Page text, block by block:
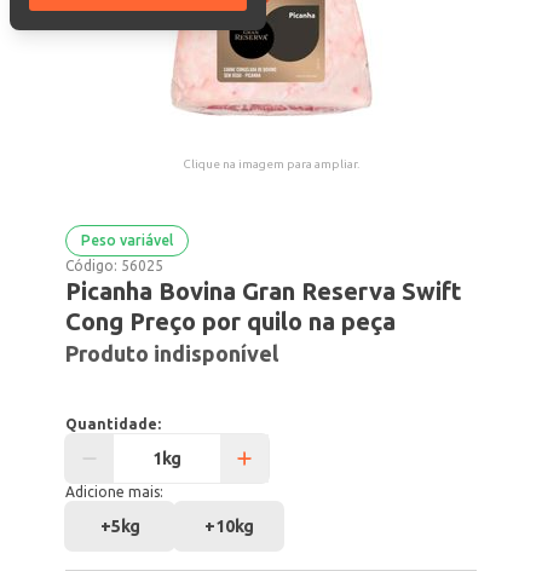
Clique na imagem para ampliar.
Peso variável
Código: 56025
Picanha Bovina Gran Reserva Swift
Cong Preço por quilo na peça
Produto indisponível
Quantidade:
Adicione mais:
+5kg +10kg